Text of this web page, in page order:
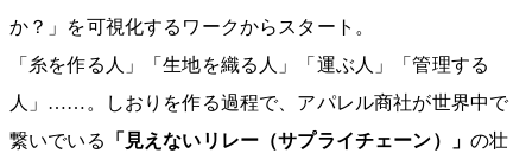
か？」を可視化するワークからスタート。
「糸を作る人」「生地を織る人」「運ぶ人」「管理する
人」……。しおりを作る過程で、アパレル商社が世界中で
繋いでいる
「見えないリレー（サプライチェーン）」 の壮